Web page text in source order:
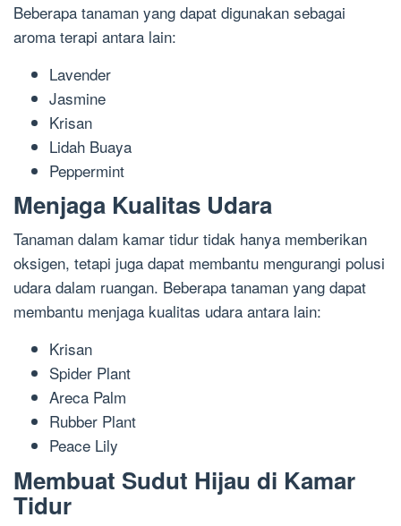
Beberapa tanaman yang dapat digunakan sebagai
aroma terapi antara lain:
Lavender
Jasmine
Krisan
Lidah Buaya
Peppermint
Menjaga Kualitas Udara
Tanaman dalam kamar tidur tidak hanya memberikan
oksigen, tetapi juga dapat membantu mengurangi polusi
udara dalam ruangan. Beberapa tanaman yang dapat
membantu menjaga kualitas udara antara lain:
Krisan
Spider Plant
Areca Palm
Rubber Plant
Peace Lily
Membuat Sudut Hijau di Kamar
Tidur